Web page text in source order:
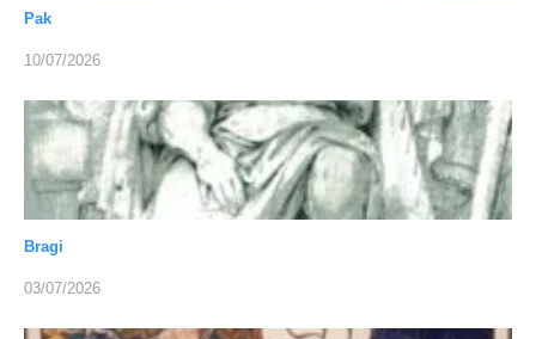
Pak
10/07/2026
Bragi
03/07/2026